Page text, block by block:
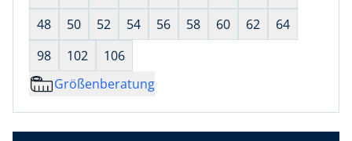
48
50 52 54 56 58 60 62
64
98
102
106
Größenberatung